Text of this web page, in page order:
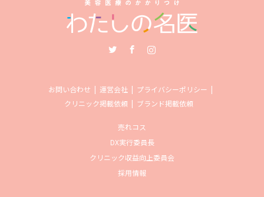
お問い合わせ 運営会社
プライバシーポリシー
クリニック掲載依頼
ブランド掲載依頼
売れコス
DX実行委員長
クリニック収益向上委員会
採用情報